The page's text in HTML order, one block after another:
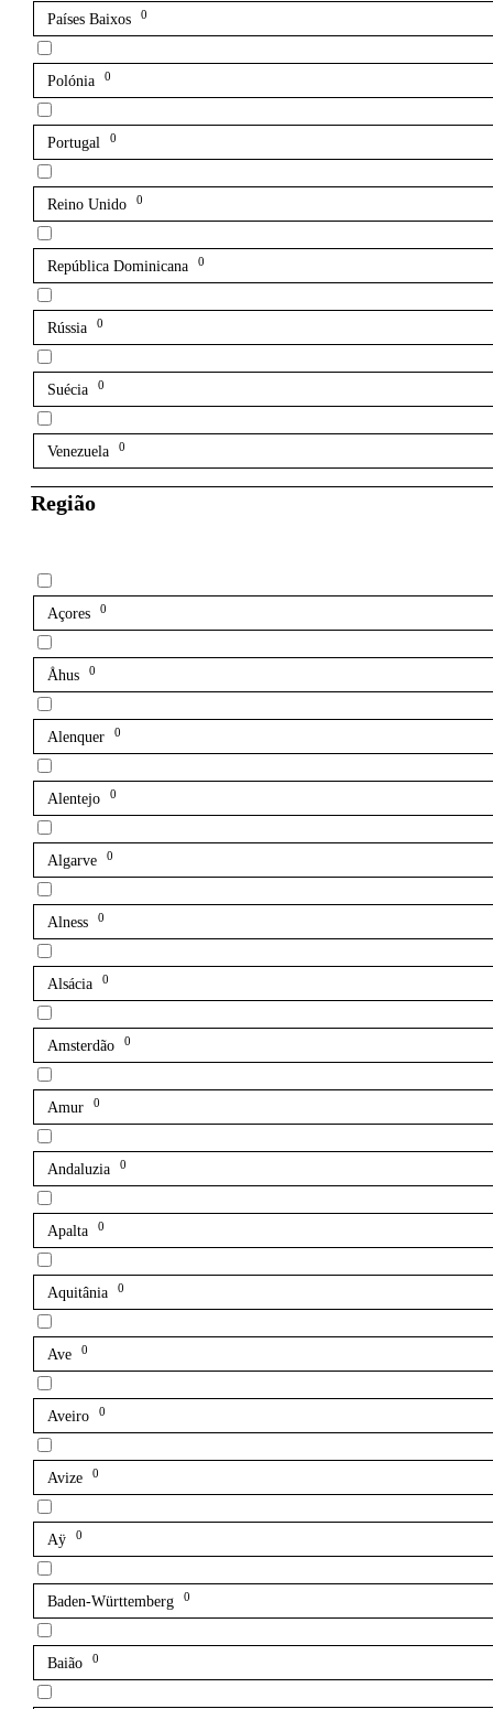
Países Baixos 0
Polónia 0
Portugal 0
Reino Unido 0
República Dominicana 0
Rússia 0
Suécia 0
Venezuela 0
Região
Açores 0
Åhus 0
Alenquer 0
Alentejo 0
Algarve 0
Alness 0
Alsácia 0
Amsterdão 0
Amur 0
Andaluzia 0
Apalta 0
Aquitânia 0
Ave 0
Aveiro 0
Avize 0
Aÿ 0
Baden-Württemberg 0
Baião 0